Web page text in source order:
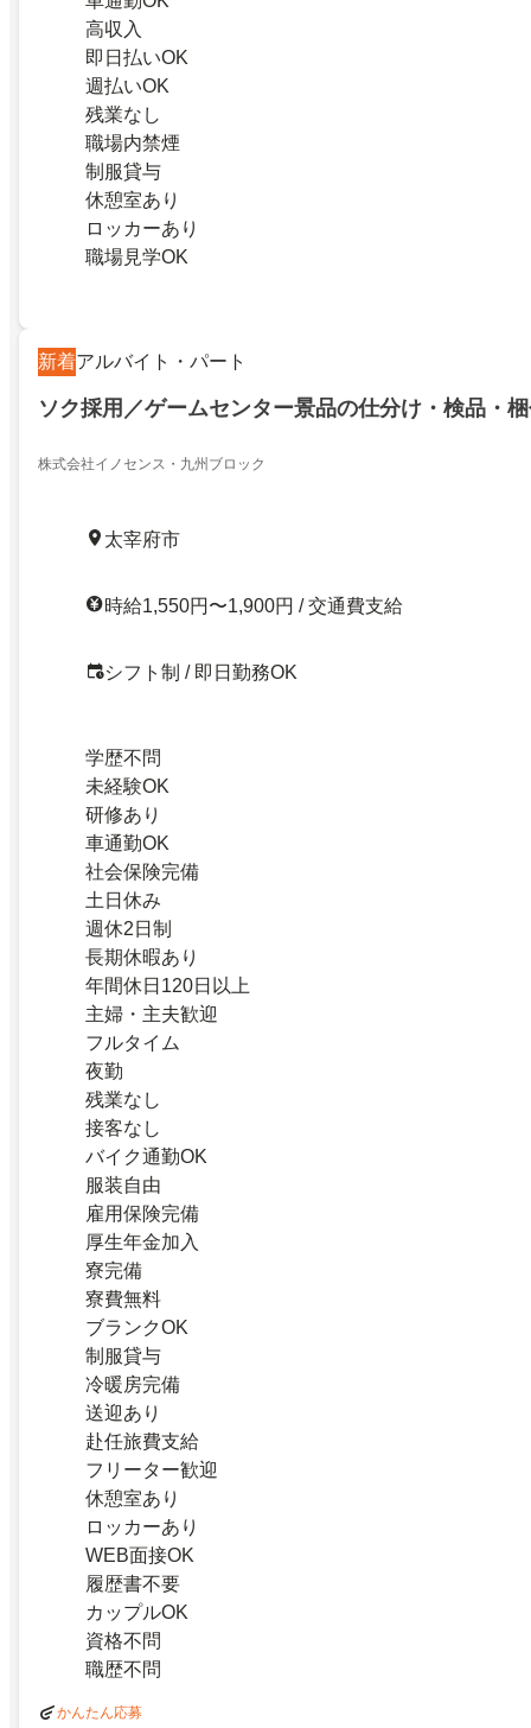
高収入
即日払いOK
週払いOK
残業なし
職場内禁煙
制服貸与
休憩室あり
ロッカーあり
職場見学OK
新着アルバイト・パート
ソク採用／ゲームセンター景品の仕分け・検品・
株式会社イノセンス・九州ブロック
太宰府市
時給1,550円〜1,900円 / 交通費支給
シフト制 / 即日勤務OK
学歴不問
未経験OK
研修あり
車通勤OK
社会保険完備
土日休み
週休2日制
長期休暇あり
年間休日120日以上
主婦・主夫歓迎
フルタイム
夜勤
残業なし
接客なし
バイク通勤OK
服装自由
雇用保険完備
厚生年金加入
寮完備
寮費無料
ブランクOK
制服貸与
冷暖房完備
送迎あり
赴任旅費支給
フリーター歓迎
休憩室あり
ロッカーあり
WEB面接OK
履歴書不要
カップルOK
資格不問
職歴不問
かんたん応募